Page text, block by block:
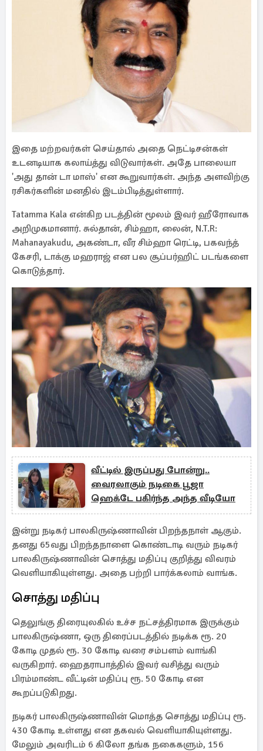
இதை மற்றவர்கள் செய்தால் அதை நெட்டிசன்கள்
உடனடியாக கலாய்த்து விடுவார்கள். அதே பாலையா
'அது தான் டா மாஸ்' என கூறுவார்கள். அந்த அளவிற்கு
ரசிகர்களின் மனதில் இடம்பிடித்துள்ளார்.
Tatamma Kala என்கிற படத்தின் மூலம் இவர் ஹீரோவாக
அறிமுகமானார். சுல்தான், சிம்ஹா, லைன், N.T.R:
Mahanayakudu, அகண்டா, வீர சிம்ஹா ரெட்டி, பகவந்த்
கேசரி, டாக்கு மஹராஜ் என பல சூப்பர்ஹிட் படங்களை
கொடுத்தார்.
வீட்டில் இருப்பது போன்று..
வைரலாகும் நடிகை பூஜா
ஹெக்டே பகிர்ந்த அந்த வீடியோ
இன்று நடிகர் பாலகிருஷ்ணாவின் பிறந்தநாள் ஆகும்.
தனது 65வது பிறந்தநாளை கொண்டாடி வரும் நடிகர்
பாலகிருஷ்ணாவின் சொத்து மதிப்பு குறித்து விவரம்
வெளியாகியுள்ளது. அதை பற்றி பார்க்கலாம் வாங்க.
சொத்து மதிப்பு
தெலுங்கு திரையுலகில் உச்ச நட்சத்திரமாக இருக்கும்
பாலகிருஷ்ணா, ஒரு திரைப்படத்தில் நடிக்க ரூ. 20
கோடி முதல் ரூ. 30 கோடி வரை சம்பளம் வாங்கி
வருகிறார். ஹைதராபாத்தில் இவர் வசித்து வரும்
பிரம்மாண்ட வீட்டின் மதிப்பு ரூ. 50 கோடி என
கூறப்படுகிறது.
நடிகர் பாலகிருஷ்ணாவின் மொத்த சொத்து மதிப்பு ரூ.
430 கோடி உள்ளது என தகவல் வெளியாகியுள்ளது.
மேலும் அவரிடம் 6 கிலோ தங்க நகைகளும், 156